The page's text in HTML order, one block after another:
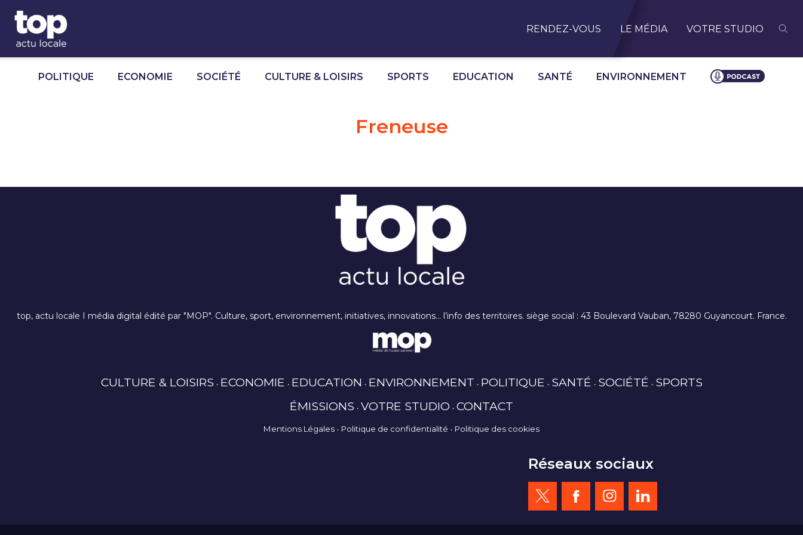
RENDEZ-VOUS LE MÉDIA VOTRE STUDIO
POLITIQUE ECONOMIE SOCIÉTÉ CULTURE & LOISIRS SPORTS EDUCATION SANTÉ ENVIRONNEMENT
Freneuse
top, actu locale I média digital édité par "MOP". Culture, sport, environnement, initiatives, innovations… l’info des territoires. siège social : 43 Boulevard Vauban, 78280 Guyancourt. France.
CULTURE & LOISIRS ECONOMIE EDUCATION ENVIRONNEMENT POLITIQUE SANTÉ SOCIÉTÉ SPORTS
ÉMISSIONS VOTRE STUDIO CONTACT
Mentions Légales Politique de confidentialité Politique des cookies
Réseaux sociaux